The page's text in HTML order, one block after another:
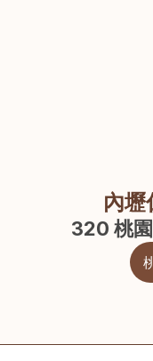
內壢
320 桃